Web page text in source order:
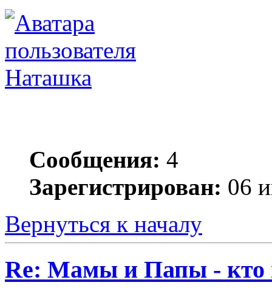
Наташка
Сообщения: 4
Зарегистрирован: 06
Вернуться к началу
Re: Мамы и Папы - кто